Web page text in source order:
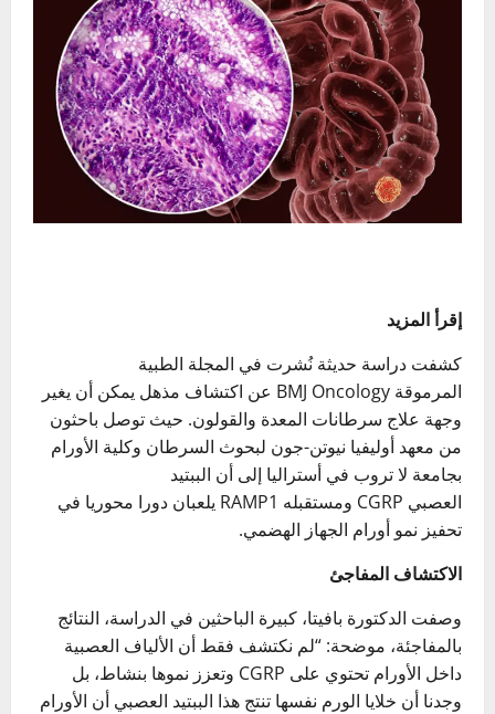
إقرأ المزيد
كشفت دراسة حديثة نُشرت في المجلة الطبية
المرموقة BMJ Oncology عن اكتشاف مذهل يمكن أن يغير
وجهة علاج سرطانات المعدة والقولون. حيث توصل باحثون
من معهد أوليفيا نيوتن-جون لبحوث السرطان وكلية الأورام
بجامعة لا تروب في أستراليا إلى أن الببتيد
العصبي CGRP ومستقبله RAMP1 يلعبان دورا محوريا في
تحفيز نمو أورام الجهاز الهضمي.
الاكتشاف المفاجئ
وصفت الدكتورة بافيتا، كبيرة الباحثين في الدراسة، النتائج
بالمفاجئة، موضحة: “لم نكتشف فقط أن الألياف العصبية
داخل الأورام تحتوي على CGRP وتعزز نموها بنشاط، بل
وجدنا أن خلايا الورم نفسها تنتج هذا الببتيد العصبي أن الأورام